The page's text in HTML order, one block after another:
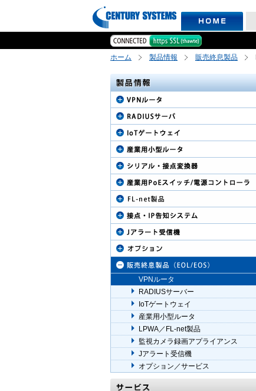
ホーム 製品情報 販売終息製品
VPNルータ
RADIUSサーバー
IoTゲートウェイ
産業用小型ルータ
LPWA／FL-net製品
監視カメラ録画アプライアンス
Jアラート受信機
オプション／サービス